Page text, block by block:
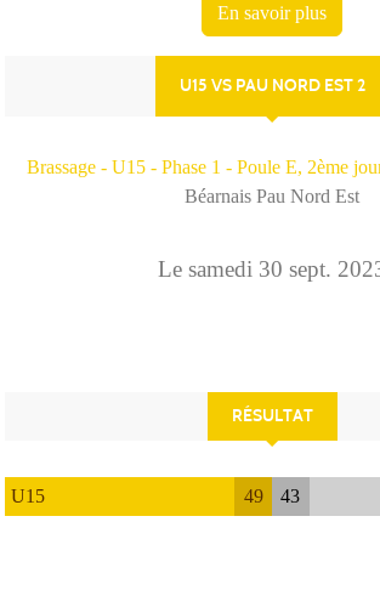
U15 VS PAU NORD EST 2
Brassage - U15 - Phase 1 - Poule E, 2ème
Béarnais Pau Nord Est
Le samedi 30 sept.
RÉSULTAT
U15 49 43
En savoir plus